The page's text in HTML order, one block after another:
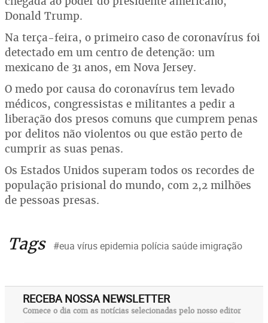
Donald Trump.
Na terça-feira, o primeiro caso de coronavírus foi
detectado em um centro de detenção: um
mexicano de 31 anos, em Nova Jersey.
O medo por causa do coronavírus tem levado
médicos, congressistas e militantes a pedir a
liberação dos presos comuns que cumprem penas
por delitos não violentos ou que estão perto de
cumprir as suas penas.
Os Estados Unidos superam todos os recordes de
população prisional do mundo, com 2,2 milhões
de pessoas presas.
Tags #eua vírus epidemia polícia saúde imigração
RECEBA NOSSA NEWSLETTER
Comece o dia com as notícias selecionadas pelo nosso editor